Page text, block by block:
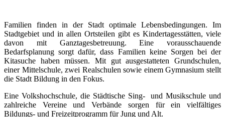
Familien finden in der Stadt optimale Lebensbedingungen. Im
Stadtgebiet und in allen Ortsteilen gibt es Kindertagesstätten, viele
davon mit Ganztagesbetreuung. Eine vorausschauende
Bedarfsplanung sorgt dafür, dass Familien keine Sorgen bei der
Kitasuche haben müssen. Mit gut ausgestatteten Grundschulen,
einer Mittelschule, zwei Realschulen sowie einem Gymnasium stellt
die Stadt Bildung in den Fokus.
Eine Volkshochschule, die Städtische Sing- und Musikschule und
zahlreiche Vereine und Verbände sorgen für ein vielfältiges
Bildungs- und Freizeitprogramm für Jung und Alt.